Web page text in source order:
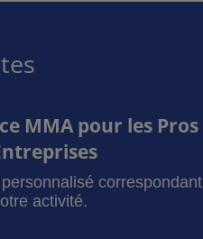
MMA pour les Pros
correspondant
activité.